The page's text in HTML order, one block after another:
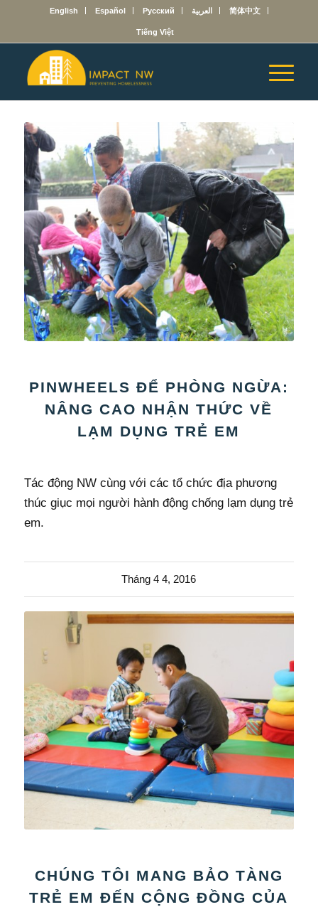
English Español Русский العربية 简体中文
Tiếng Việt
PINWHEELS ĐỂ PHÒNG NGỪA:
NÂNG CAO NHẬN THỨC VỀ
LẠM DỤNG TRẺ EM
Tác động NW cùng với các tổ chức địa phương
thúc giục mọi người hành động chống lạm dụng trẻ
em.
Tháng 4 4, 2016
CHÚNG TÔI MANG BẢO TÀNG
TRẺ EM ĐẾN CỘNG ĐỒNG CỦA